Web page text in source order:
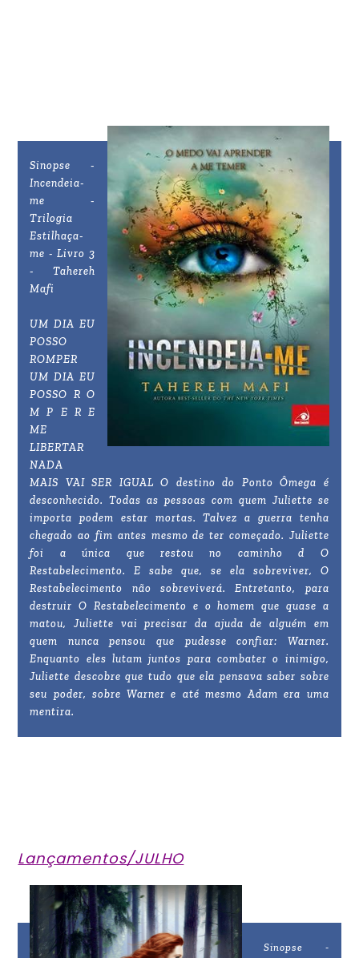
Sinopse -
Incendeia-
me -
Trilogia
Estilhaça-
me - Livro 3
- Tahereh
Mafi
UM DIA EU
POSSO
ROMPER
UM DIA EU
POSSO R O
M P E R E
ME
LIBERTAR
NADA
MAIS VAI SER IGUAL O destino do Ponto Ômega é
desconhecido. Todas as pessoas com quem Juliette se
importa podem estar mortas. Talvez a guerra tenha
chegado ao fim antes mesmo de ter começado. Juliette
foi a única que restou no caminho d O
Restabelecimento. E sabe que, se ela sobreviver, O
Restabelecimento não sobreviverá. Entretanto, para
destruir O Restabelecimento e o homem que quase a
matou, Juliette vai precisar da ajuda de alguém em
quem nunca pensou que pudesse confiar: Warner.
Enquanto eles lutam juntos para combater o inimigo,
Juliette descobre que tudo que ela pensava saber sobre
seu poder, sobre Warner e até mesmo Adam era uma
mentira.
Lançamentos/JULHO
Sinopse -